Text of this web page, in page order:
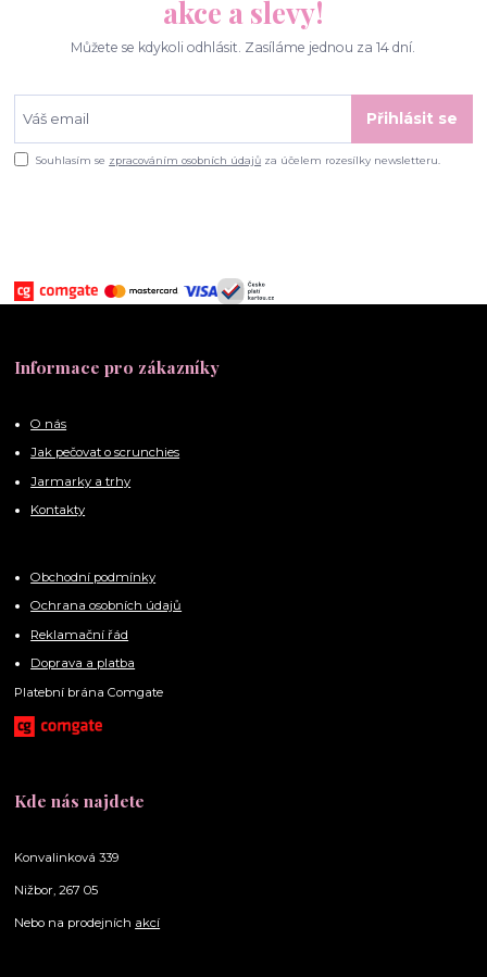
akce a slevy!
Můžete se kdykoli odhlásit. Zasíláme jednou za 14 dní.
Přihlásit se
Souhlasím se zpracováním osobních údajů za účelem rozesílky newsletteru.
Informace pro zákazníky
O nás
Jak pečovat o scrunchies
Jarmarky a trhy
Kontakty
Obchodní podmínky
Ochrana osobních údajů
Reklamační řád
Doprava a platba
Platební brána Comgate
Kde nás najdete
Konvalinková 339
Nižbor, 267 05
Nebo na prodejních akcí